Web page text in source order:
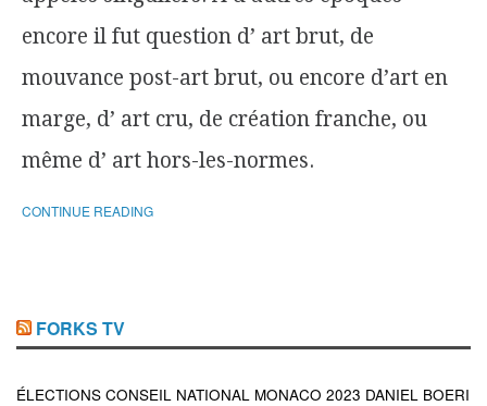
encore il fut question d’ art brut, de
mouvance post-art brut, ou encore d’art en
marge, d’ art cru, de création franche, ou
même d’ art hors-les-normes.
CONTINUE READING
FORKS TV
ÉLECTIONS CONSEIL NATIONAL MONACO 2023 DANIEL BOERI